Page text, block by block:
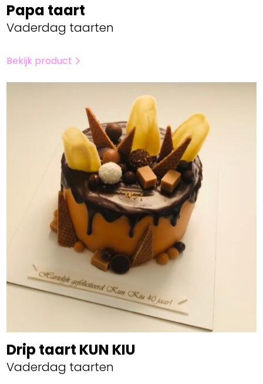
Papa taart
Vaderdag taarten
Bekijk product
Drip taart KUN KIU
Vaderdag taarten